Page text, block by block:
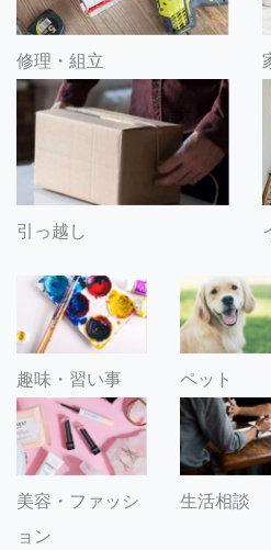
修理・組立
引っ越し
趣味・習い事 ペット
美容・ファッシ
ョン
生活相談